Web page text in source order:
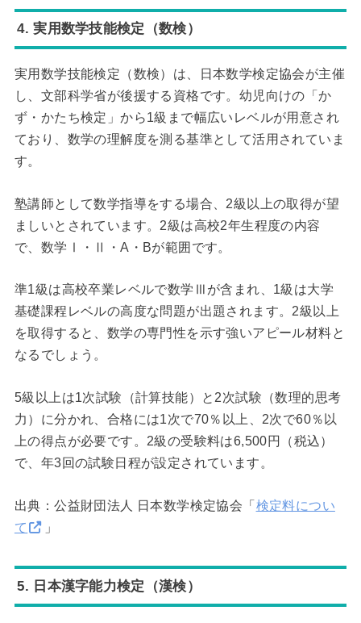
4. 実用数学技能検定（数検）
実用数学技能検定（数検）は、日本数学検定協会が主催
し、文部科学省が後援する資格です。幼児向けの「か
ず・かたち検定」から1級まで幅広いレベルが用意され
ており、数学の理解度を測る基準として活用されていま
す。
塾講師として数学指導をする場合、2級以上の取得が望
ましいとされています。2級は高校2年生程度の内容
で、数学Ⅰ・Ⅱ・A・Bが範囲です。
準1級は高校卒業レベルで数学Ⅲが含まれ、1級は大学
基礎課程レベルの高度な問題が出題されます。2級以上
を取得すると、数学の専門性を示す強いアピール材料と
なるでしょう。
5級以上は1次試験（計算技能）と2次試験（数理的思考
力）に分かれ、合格には1次で70％以上、2次で60％以
上の得点が必要です。2級の受験料は6,500円（税込）
で、年3回の試験日程が設定されています。
出典：公益財団法人 日本数学検定協会「 検定料につい
て
」
5. 日本漢字能力検定（漢検）